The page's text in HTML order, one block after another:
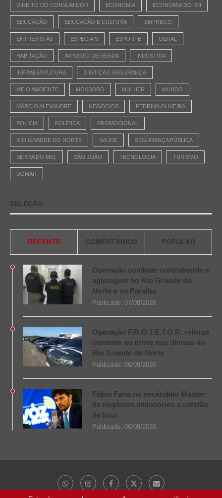
DIREITO DO CONSUMIDOR ECONOMIA ECONOMIA DO RN
EDUCAÇÃO EDUCAÇÃO E CULTURA EMPREGO
ENTREVISTAS ESPECIAIS ESPORTE GERAL
HABITAÇÃO IMPOSTO DE RENDA INDÚSTRIA
INFRAESTRUTURA JUSTIÇA E SEGURANÇA
MEIO AMBIENTE MOSSORÓ MULHER MUNDO
MÁRCIO ALEXANDRE NEGÓCIOS PEDRINA OLIVEIRA
POLÍCIA POLÍTICA PROMOCIONAL
RIO GRANDE DO NORTE SAÚDE SEGURANÇA PÚBLICA
SERRA DO MEL SÃO JOÃO TECNOLOGIA TURISMO
UGMAR
SELEÇÃO
RECENTE COMENTÁRIOS POPULAR
Operação combate contrabando e
agiotagem no Rio Grande do
Norte e na Paraíba
Publicado: 07/08/2026
Operação P.R.O.T.E.T.O.R. reforça
combate ao crime nas divisas do
Rio Grande do Norte
Publicado: 06/08/2026
Fábio Faria no escândalo Master:
de negócios milionários a cafetão
de luxo
Publicado: 06/08/2026